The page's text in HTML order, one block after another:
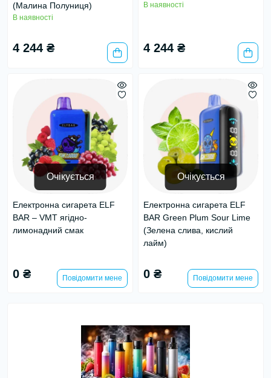
(Малина Полуниця)
В наявності
4 244 ₴
В наявності
4 244 ₴
Очікується
Електронна сигарета ELF
BAR – VMT ягідно-
лимонадний смак
0 ₴ Повідомити мене
Очікується
Електронна сигарета ELF
BAR Green Plum Sour Lime
(Зелена слива, кислий
лайм)
0 ₴ Повідомити мене